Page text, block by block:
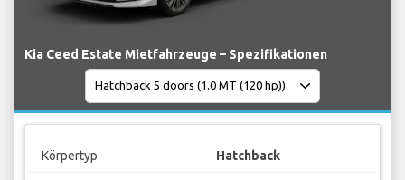
Kia Ceed Estate Mietfahrzeuge – Spezifikationen
Körpertyp Hatchback